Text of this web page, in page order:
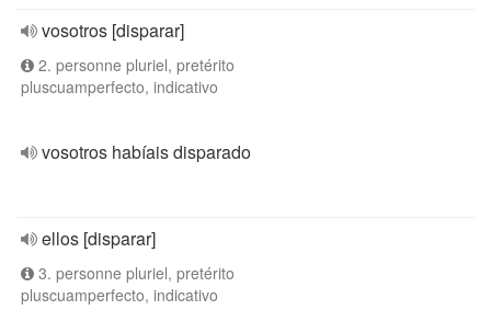
vosotros [disparar]
2. personne pluriel, pretérito
pluscuamperfecto, indicativo
vosotros habíais disparado
ellos [disparar]
3. personne pluriel, pretérito
pluscuamperfecto, indicativo